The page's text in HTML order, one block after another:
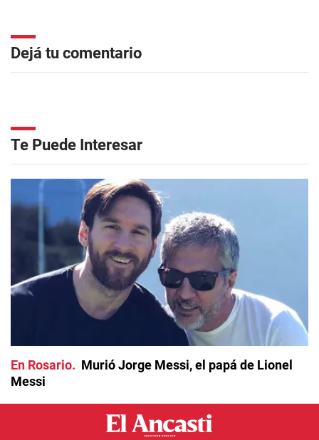
Dejá tu comentario
Te Puede Interesar
En Rosario
Murió Jorge Messi, el papá de Lionel
Messi